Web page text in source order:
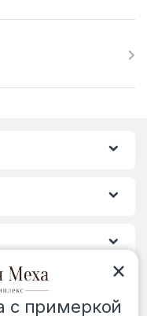
×
с примеркой